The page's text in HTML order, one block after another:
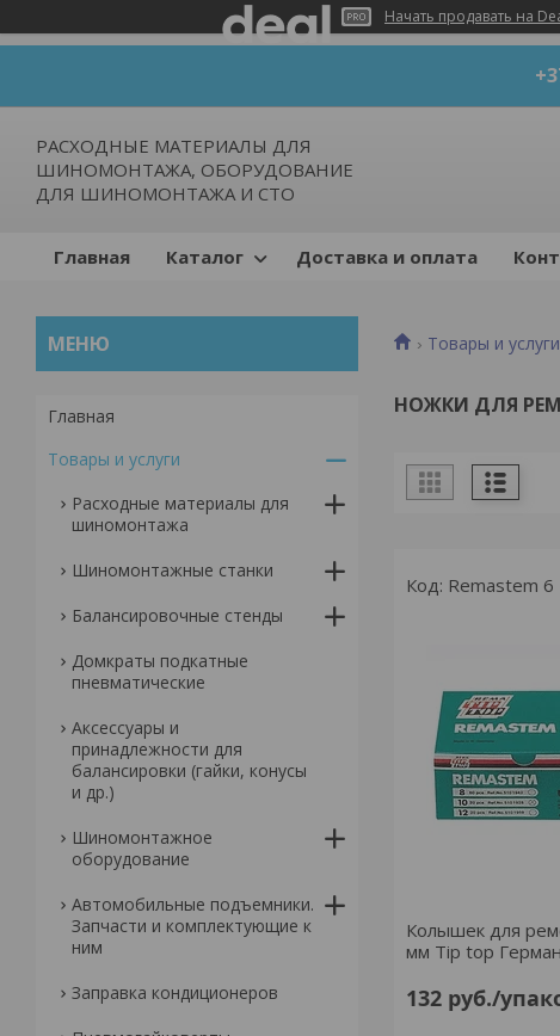
Начать продавать на
РАСХОДНЫЕ МАТЕРИАЛЫ ДЛЯ
ШИНОМОНТАЖА, ОБОРУДОВАНИЕ
ДЛЯ ШИНОМОНТАЖА И СТО
Главная Каталог Доставка и оплата
Товары и услуги
НОЖКИ ДЛЯ
Remastem 6
Колышек для
мм Tip top
132 руб./
Главная
Товары и услуги
Расходные материалы для
шиномонтажа
Шиномонтажные станки
Балансировочные стенды
Домкраты подкатные
пневматические
Аксессуары и
принадлежности для
балансировки (гайки, конусы
и др.)
Шиномонтажное
оборудование
Автомобильные подъемники.
Запчасти и комплектующие к
ним
Заправка кондиционеров